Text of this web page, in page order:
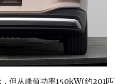
但从峰值功率150kW(约201